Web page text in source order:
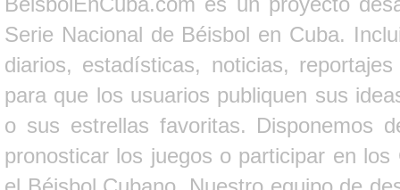
Serie Nacional de Béisbol en Cuba.
diarios, estadísticas, noticias,
para que los usuarios publiquen sus
o sus estrellas favoritas. Disponemos
pronosticar los juegos o participar en